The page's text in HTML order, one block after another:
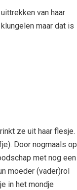
van haar
maar dat is
ze uit haar flesje.
Door nogmaals op
met nog een
moeder (vader)rol
in het mondje